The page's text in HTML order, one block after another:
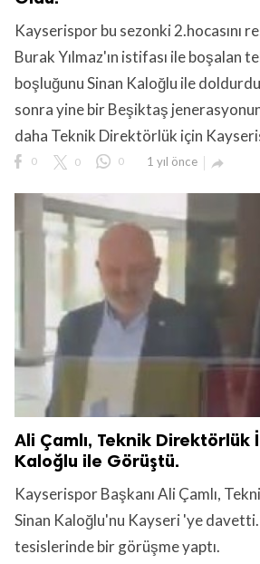
Kayserispor bu sezonki 2.hocasını
Burak Yılmaz'ın istifası ile boşalan
boşluğunu Sinan Kaloğlu ile
sonra yine bir Beşiktaş
daha Teknik Direktörlük için
0 0 0 1 yıl önce 
Ali Çamlı, Teknik Direktörlük
Kaloğlu ile Görüştü.
Kayserispor Başkanı Ali Çamlı,
Sinan Kaloğlu'nu Kayseri 'ye
tesislerinde bir görüşme yaptı.